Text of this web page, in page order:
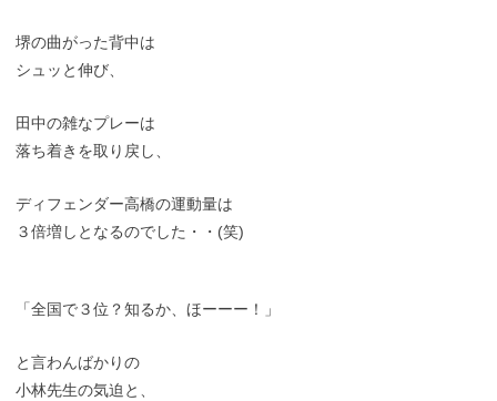
堺の曲がった背中は
シュッと伸び、
田中の雑なプレーは
落ち着きを取り戻し、
ディフェンダー高橋の運動量は
３倍増しとなるのでした・・(笑)
「全国で３位？知るか、ほーーー！」
と言わんばかりの
小林先生の気迫と、